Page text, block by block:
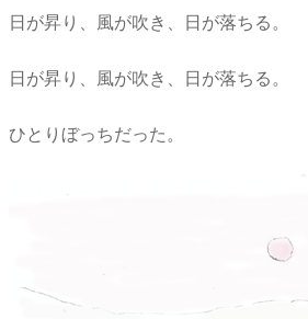
日が昇り、風が吹き、日が落ちる。
日が昇り、風が吹き、日が落ちる。
ひとりぼっちだった。